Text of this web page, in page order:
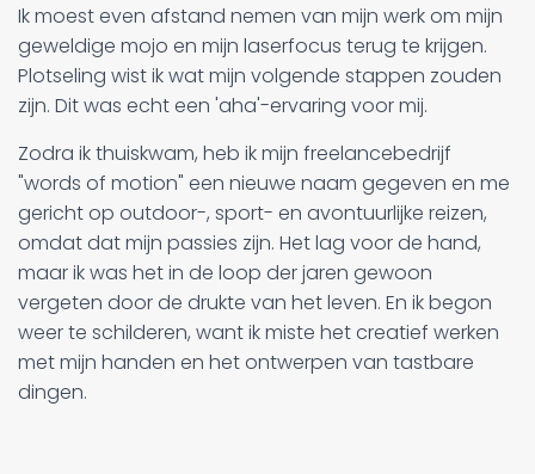
Ik moest even afstand nemen van mijn werk om mijn
geweldige mojo en mijn laserfocus terug te krijgen.
Plotseling wist ik wat mijn volgende stappen zouden
zijn. Dit was echt een 'aha'-ervaring voor mij.
Zodra ik thuiskwam, heb ik mijn freelancebedrijf
"words of motion" een nieuwe naam gegeven en me
gericht op outdoor-, sport- en avontuurlijke reizen,
omdat dat mijn passies zijn. Het lag voor de hand,
maar ik was het in de loop der jaren gewoon
vergeten door de drukte van het leven. En ik begon
weer te schilderen, want ik miste het creatief werken
met mijn handen en het ontwerpen van tastbare
dingen.